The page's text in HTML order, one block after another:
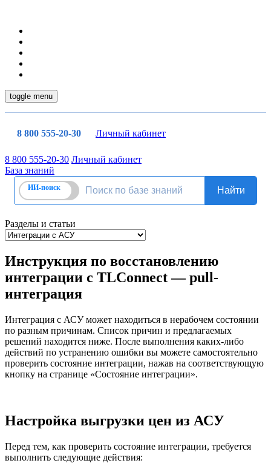
toggle menu
8 800 555-20-30 Личный кабинет
8 800 555-20-30 Личный кабинет
База знаний
Разделы и статьи
Инструкция по восстановлению
интеграции с TLConnect — pull-
интеграция
Интеграция с АСУ может находиться в нерабочем состоянии
по разным причинам. Список причин и предлагаемых
решений находится ниже. После выполнения каких-либо
действий по устранению ошибки вы можете самостоятельно
проверить состояние интеграции, нажав на соответствующую
кнопку на странице «Состояние интеграции».
Настройка выгрузки цен из АСУ
Перед тем, как проверить состояние интеграции, требуется
выполнить следующие действия: